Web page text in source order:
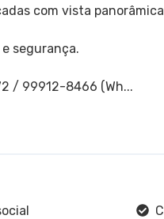
com vista
segurança.
/ 99912-8466 (Wh...